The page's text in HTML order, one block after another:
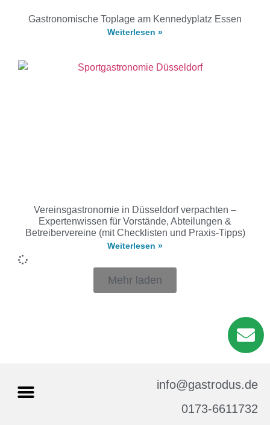
Gastronomische Toplage am Kennedyplatz Essen
Weiterlesen »
Vereinsgastronomie in Düsseldorf verpachten –
Expertenwissen für Vorstände, Abteilungen &
Betreibervereine (mit Checklisten und Praxis-Tipps)
Weiterlesen »
Mehr laden
info@gastrodus.de
0173-6611732